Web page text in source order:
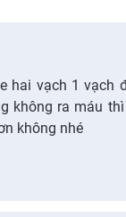
hai vạch 1 vạch
không ra máu
không nhé